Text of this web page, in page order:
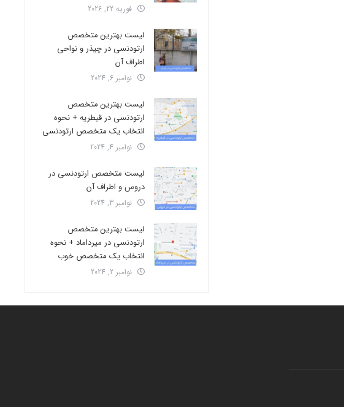
فوریه 22, 2026
لیست بهترین متخصص
ارتودنسی در چیذر و نواحی
اطراف آن
نوامبر 6, 2024
لیست بهترین متخصص
ارتودنسی در قیطریه + نحوه
انتخاب یک متخصص ارتودنسی
نوامبر 4, 2024
لیست متخصص ارتودنسی در
دروس و اطراف آن
نوامبر 3, 2024
لیست بهترین متخصص
ارتودنسی در میرداماد + نحوه
انتخاب یک متخصص خوب
نوامبر 2, 2024